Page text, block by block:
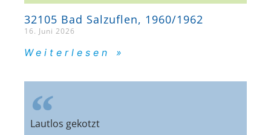
32105 Bad Salzuflen, 1960/1962
16. Juni 2026
Weiterlesen »
Lautlos gekotzt